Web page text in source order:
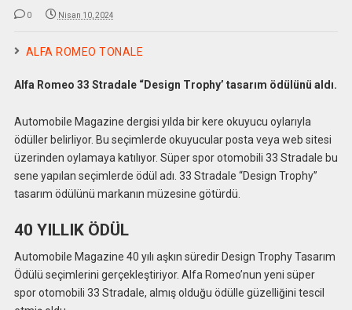
0 Nisan 10, 2024
ALFA ROMEO TONALE
Alfa Romeo 33 Stradale “Design Trophy’ tasarım ödülünü aldı.
Automobile Magazine dergisi yılda bir kere okuyucu oylarıyla
ödüller belirliyor. Bu seçimlerde okuyucular posta veya web sitesi
üzerinden oylamaya katılıyor. Süper spor otomobili 33 Stradale bu
sene yapılan seçimlerde ödül adı. 33 Stradale “Design Trophy”
tasarım ödülünü markanın müzesine götürdü.
40 YILLIK ÖDÜL
Automobile Magazine 40 yılı aşkın süredir Design Trophy Tasarım
Ödülü seçimlerini gerçekleştiriyor. Alfa Romeo’nun yeni süper
spor otomobili 33 Stradale, almış olduğu ödülle güzelliğini tescil